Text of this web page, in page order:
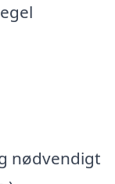
nødvendigt